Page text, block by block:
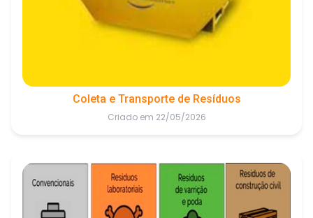
Coleta e Transporte de Resíduos
Criado em 22/05/2026